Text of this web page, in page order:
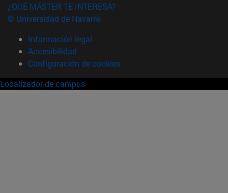
¿QUÉ MÁSTER TE INTERESA?
© Universidad de Navarra
Información legal
Accesibilidad
Configuración de cookies
Localizador de campus